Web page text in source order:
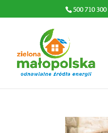
500 710 300